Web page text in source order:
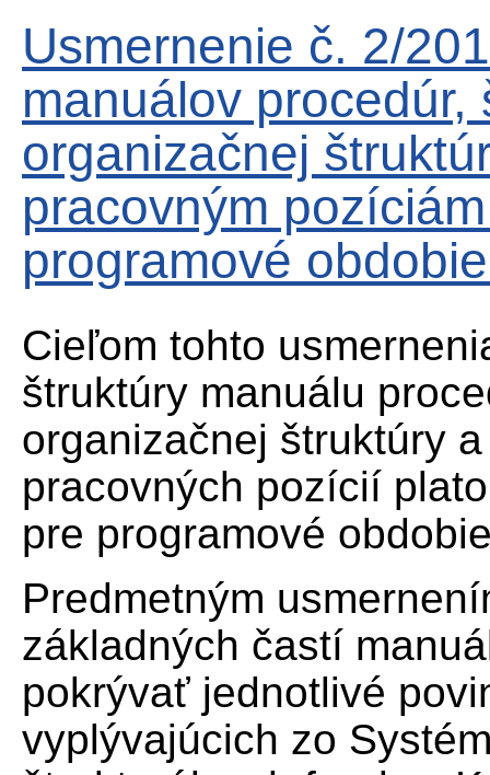
Usmernenie č. 2/
manuálov
organizačnej
pracovným
programové
Cieľom tohto
štruktúry manuálu
organizačnej štruktúry
pracovných pozícií
pre programové
Predmetným
základných častí
pokrývať jednotlivé
vyplývajúcich zo